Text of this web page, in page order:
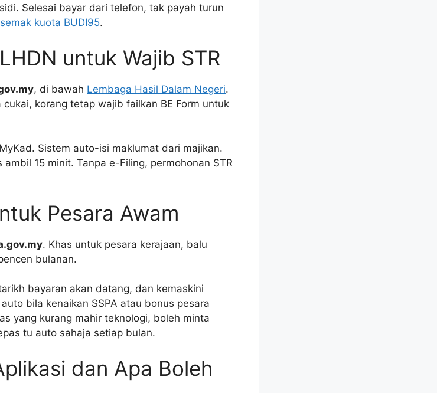
Selesai bayar dari telefon, tak payah turun
kuota BUDI95.
untuk Wajib STR
, di bawah Lembaga Hasil Dalam Negeri.
korang tetap wajib failkan BE Form untuk
Sistem auto-isi maklumat dari majikan.
15 minit. Tanpa e-Filing, permohonan STR
Pesara Awam
. Khas untuk pesara kerajaan, balu
bulanan.
bayaran akan datang, dan kemaskini
bila kenaikan SSPA atau bonus pesara
yang kurang mahir teknologi, boleh minta
tu auto sahaja setiap bulan.
dan Apa Boleh